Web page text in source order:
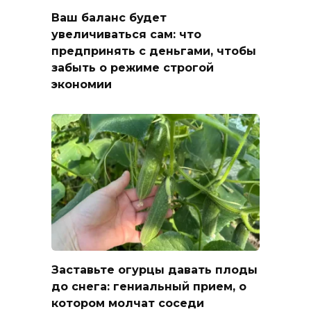
Ваш баланс будет
увеличиваться сам: что
предпринять с деньгами, чтобы
забыть о режиме строгой
экономии
Заставьте огурцы давать плоды
до снега: гениальный прием, о
котором молчат соседи